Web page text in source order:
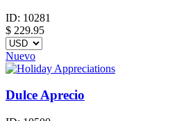
ID: 10281
$ 229.95
Nuevo
Dulce Aprecio